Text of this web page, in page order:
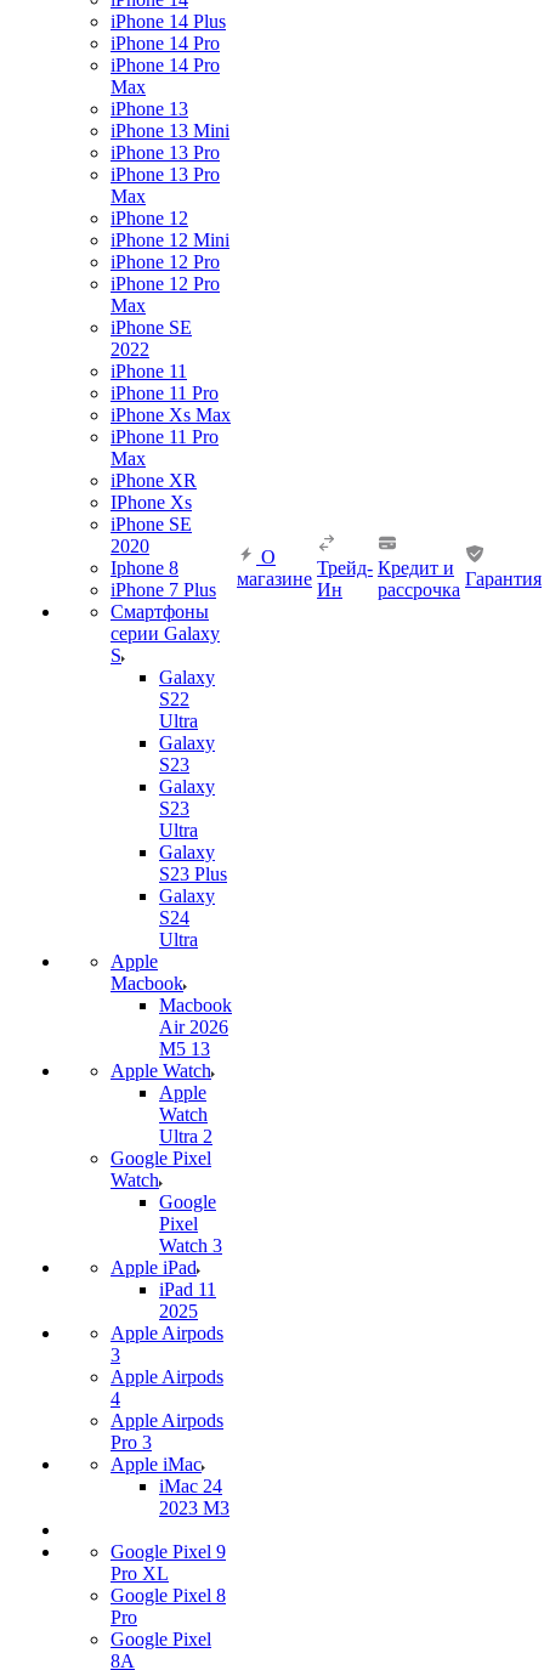
iPhone 14 Plus
iPhone 14 Pro
iPhone 14 Pro
Max
iPhone 13
iPhone 13 Mini
iPhone 13 Pro
iPhone 13 Pro
Max
iPhone 12
iPhone 12 Mini
iPhone 12 Pro
iPhone 12 Pro
Max
iPhone SE
2022
iPhone 11
iPhone 11 Pro
iPhone Xs Max
iPhone 11 Pro
Max
iPhone XR
IPhone Xs
iPhone SE
2020
Iphone 8
iPhone 7 Plus
Смартфоны
серии Galaxy
S
Galaxy
S22
Ultra
Galaxy
S23
Galaxy
S23
Ultra
Galaxy
S23 Plus
Galaxy
S24
Ultra
Apple
Macbook
Macbook
Air 2026
M5 13
Apple Watch
Apple
Watch
Ultra 2
Google Pixel
Watch
Google
Pixel
Watch 3
Apple iPad
iPad 11
2025
Apple Airpods
3
Apple Airpods
4
Apple Airpods
Pro 3
Apple iMac
iMac 24
2023 M3
Google Pixel 9
Pro XL
Google Pixel 8
Pro
Google Pixel
8A
О
магазине
Трейд-
Ин
Кредит и
рассрочка
Гарантия